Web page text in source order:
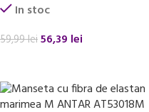
In stoc
59,99lei56,39 lei